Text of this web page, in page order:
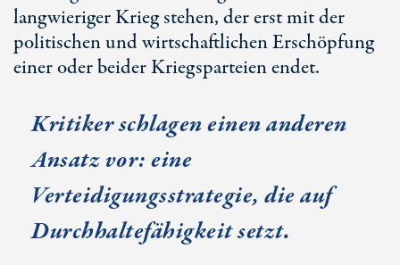
langwieriger Krieg stehen, der erst mit der
politischen und wirtschaftlichen Erschöpfung
einer oder beider Kriegsparteien endet.
Kritikerschlagen einen anderen
Ansatz vor: eine
Verteidigungsstrategie, die auf
Durchhaltefähigkeitsetzt.